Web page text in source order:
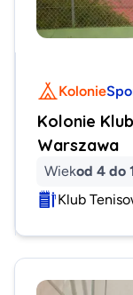
Kolonie
Kolonie
Warszawa
Wiekod 4 do
Klub